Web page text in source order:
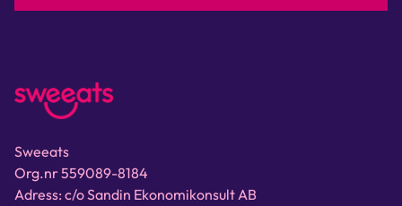
Sweeats
Org.nr 559089-8184
Adress: c/o Sandin Ekonomikonsult AB